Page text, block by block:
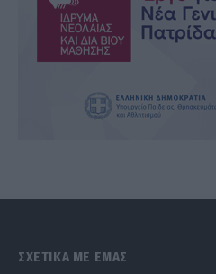
ΣΧΕΤΙΚΑ ΜΕ ΕΜΑΣ